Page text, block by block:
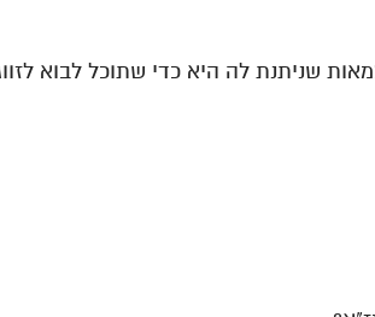
שניתנת לה היא כדי שתוכל לבוא